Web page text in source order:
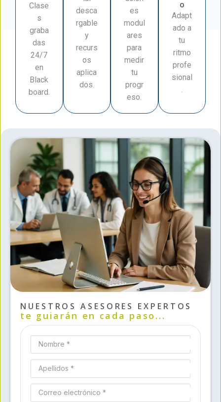
Clase
s
graba
das
24/7
en
Black
board.
desca
rgable
y
recurs
os
aplica
dos.
es
modul
ares
para
medir
tu
progr
eso.
o
Adapt
ado a
tu
ritmo
profe
sional
.
NUESTROS ASESORES EXPERTOS
te guiarán en cada paso...
Nombre *
Apellidos *
Correo electrónico *